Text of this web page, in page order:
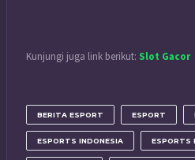
Kunjungi juga link berikut: Slot Gacor
BERITA ESPORT ESPORT
ESPORTS INDONESIA ESPORTS